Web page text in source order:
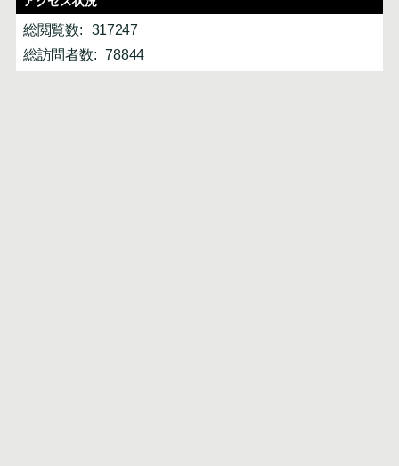
総閲覧数:
317247
総訪問者数:
78844